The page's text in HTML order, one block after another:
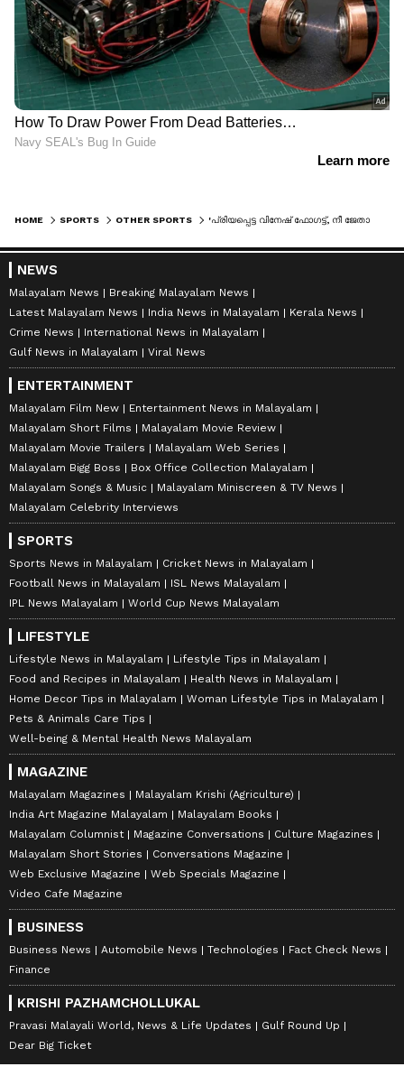
HOME SPORTS OTHER SPORTS
NEWS
Malayalam News
Breaking Malayalam News
Latest Malayalam News
India News in Malayalam
Kerala News
Crime News
International News in Malayalam
Gulf News in Malayalam
Viral News
ENTERTAINMENT
Malayalam Film New
Entertainment News in Malayalam
Malayalam Short Films
Malayalam Movie Review
Malayalam Movie Trailers
Malayalam Web Series
Malayalam Bigg Boss
Box Office Collection Malayalam
Malayalam Songs & Music
Malayalam Miniscreen & TV News
Malayalam Celebrity Interviews
SPORTS
Sports News in Malayalam
Cricket News in Malayalam
Football News in Malayalam
ISL News Malayalam
IPL News Malayalam
World Cup News Malayalam
LIFESTYLE
Lifestyle News in Malayalam
Lifestyle Tips in Malayalam
Food and Recipes in Malayalam
Health News in Malayalam
Home Decor Tips in Malayalam
Woman Lifestyle Tips in Malayalam
Pets & Animals Care Tips
Well-being & Mental Health News Malayalam
MAGAZINE
Malayalam Magazines
Malayalam Krishi (Agriculture)
India Art Magazine Malayalam
Malayalam Books
Malayalam Columnist
Magazine Conversations
Culture Magazines
Malayalam Short Stories
Conversations Magazine
Web Exclusive Magazine
Web Specials Magazine
Video Cafe Magazine
BUSINESS
Business News Automobile News Technologies
Fact Check News
Finance
KRISHI PAZHAMCHOLLUKAL
Pravasi Malayali World, News & Life Updates
Gulf Round Up
Dear Big Ticket